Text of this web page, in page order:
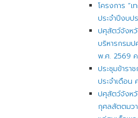
โครงการ “เ
ประจำปีงบ
ปศุสัตว์จังห
บริหารกรม
พ.ศ. 2569
ประชุมข้ารา
ประจำเดือน
ปศุสัตว์จังห
กุศลสัตตมว